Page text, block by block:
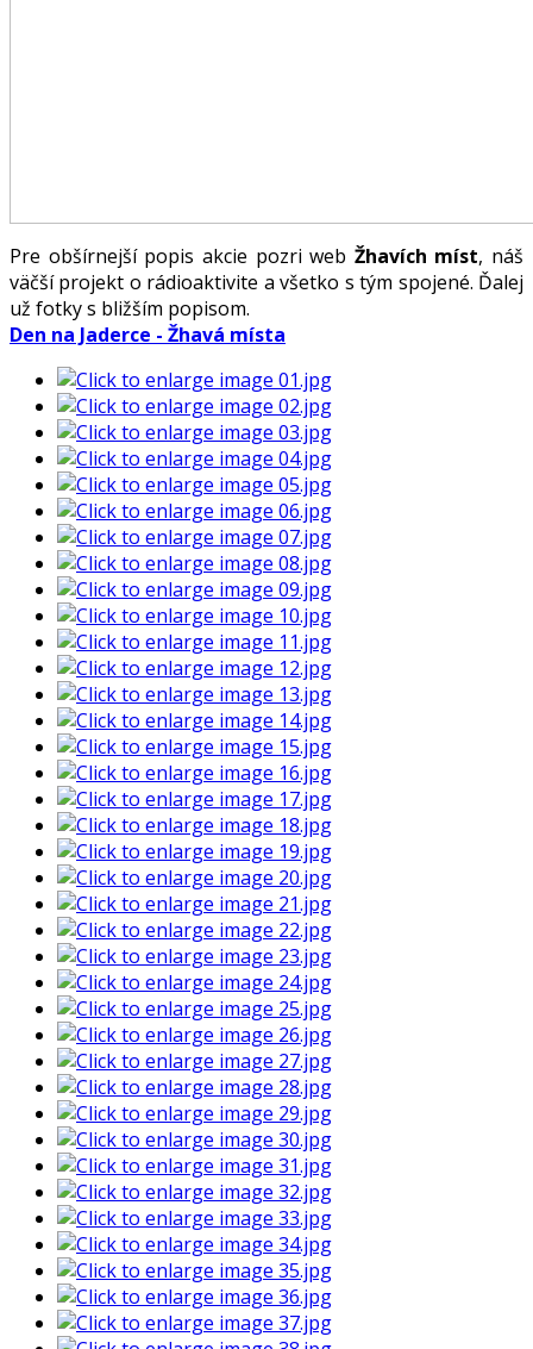
Pre obšírnejší popis akcie pozri web Žhavích míst, náš
väčší projekt o rádioaktivite a všetko s tým spojené. Ďalej
už fotky s bližším popisom.
Den na Jaderce - Žhavá místa